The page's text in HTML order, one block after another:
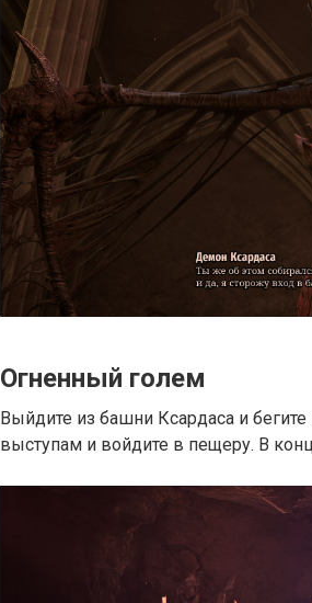
Огненный голем
Выйдите из башни Ксардаса и
выступам и войдите в пещеру. В